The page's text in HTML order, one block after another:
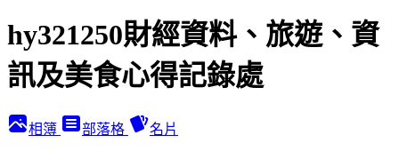
hy321250財經資料、旅遊、資
訊及美食心得記錄處
相簿 部落格 名片